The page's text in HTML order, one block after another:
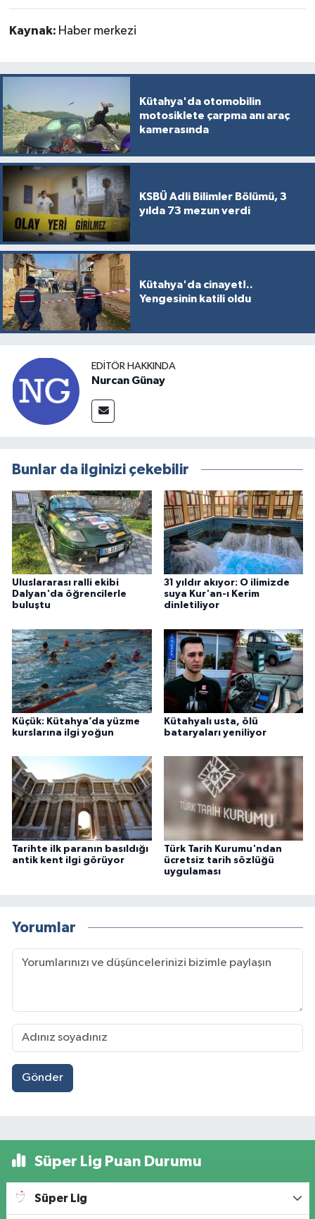
Kaynak: Haber merkezi
Kütahya'da otomobilin
motosiklete çarpma anı araç
kamerasında
KSBÜ Adli Bilimler Bölümü, 3
yılda 73 mezun verdi
Kütahya'da cinayet!..
Yengesinin katili oldu
EDITÖR HAKKINDA
Nurcan Günay
Bunlar da ilginizi çekebilir
Uluslararası ralli ekibi
Dalyan'da öğrencilerle
buluştu
31 yıldır akıyor: O ilimizde
suya Kur'an-ı Kerim
dinletiliyor
Küçük: Kütahya’da yüzme
kurslarına ilgi yoğun
Kütahyalı usta, ölü
bataryaları yeniliyor
Tarihte ilk paranın basıldığı
antik kent ilgi görüyor
Türk Tarih Kurumu'ndan
ücretsiz tarih sözlüğü
uygulaması
Yorumlar
Gönder
Süper Lig Puan Durumu
Süper Lig